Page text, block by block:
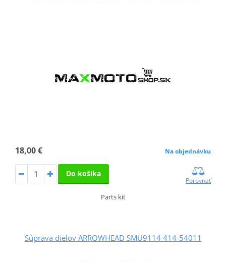
18,00 € Na objednávku
Do košíka
Porovnať
Parts kit
Súprava dielov ARROWHEAD SMU9114 414-54011